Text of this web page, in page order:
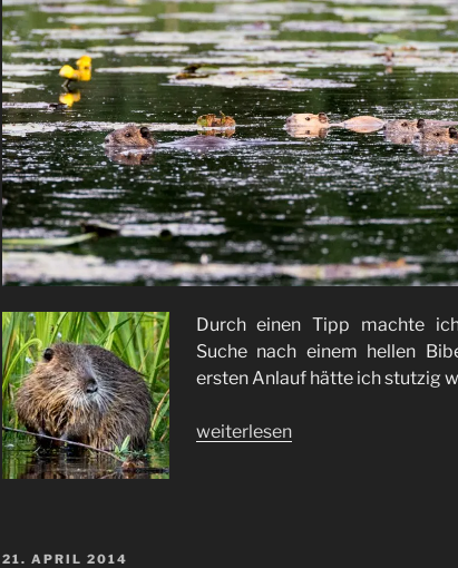
Durch einen Tipp machte
Suche nach einem hellen
ersten Anlauf hätte ich stutzig
„Auf
weiterlesen
VERÖFFENTLICHT
21. APRIL 2014